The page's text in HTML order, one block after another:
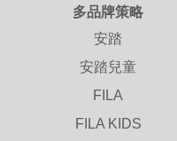
多品牌策略
安踏
安踏兒童
FILA
FILA KIDS